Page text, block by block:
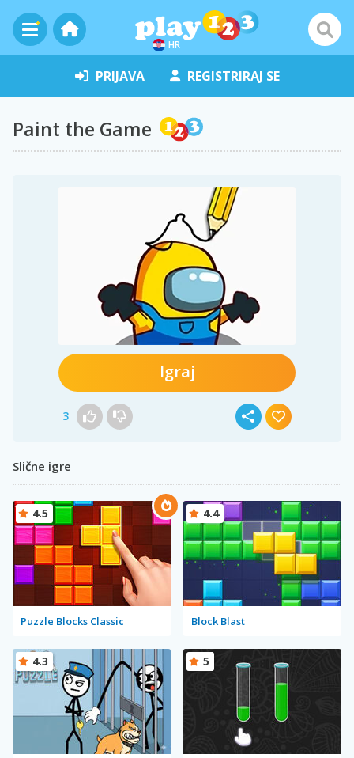
HR
PRIJAVA REGISTRIRAJ SE
Paint the Game
Igraj
3
Slične igre
Puzzle Blocks Classic
4.5
Block Blast
4.4
4.3 5